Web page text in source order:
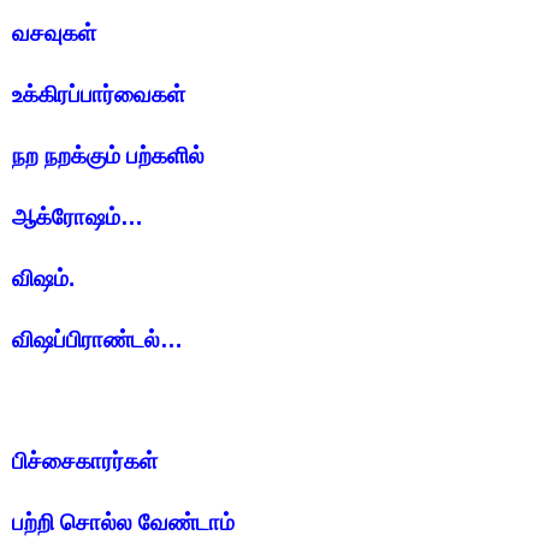
வசவுகள்
உக்கிரப்பார்வைகள்
நற நறக்கும் பற்களில்
ஆக்ரோஷம்…
விஷம்.
விஷப்பிராண்டல்…
பிச்சைகாரர்கள்
பற்றி சொல்ல வேண்டாம்